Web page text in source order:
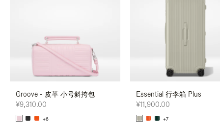
Groove - 皮革 小号斜挎包
¥9,310.00
+6
Essential 行李箱 Plus
¥11,900.00
+7